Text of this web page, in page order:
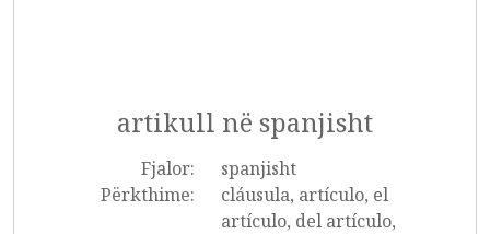
artikull në spanjisht
Fjalor:
spanjisht
Përkthime:
cláusula, artículo, el
artículo, del artículo,